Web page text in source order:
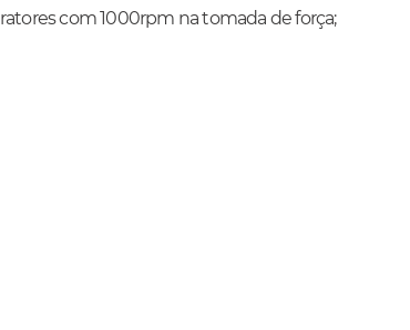
com 1000rpm na tomada de força;